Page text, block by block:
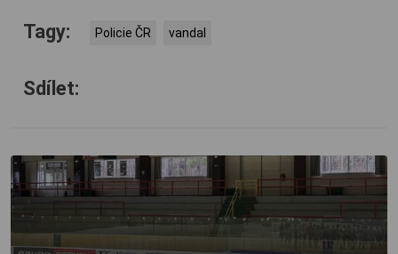
Tagy: Policie ČR vandal
Sdílet: